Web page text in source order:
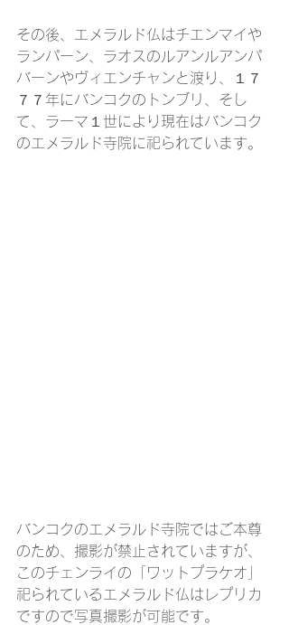
その後、エメラルド仏はチエンマイや
ランパーン、ラオスのルアンルアンパ
バーンやヴィエンチャンと渡り、１７
７７年にバンコクのトンブリ、そし
て、ラーマ１世により現在はバンコク
のエメラルド寺院に祀られています。
バンコクのエメラルド寺院ではご本尊
のため、撮影が禁止されていますが、
このチェンライの「ワットプラケオ」
祀られているエメラルド仏はレプリカ
ですので写真撮影が可能です。